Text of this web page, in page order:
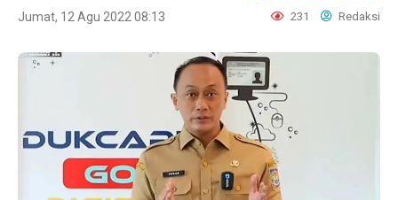
Jumat, 12 Agu 2022 08:13 231 Redaksi